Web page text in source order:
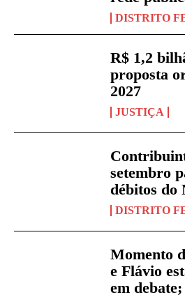
DISTRITO
R$ 1,2
proposta
2027
JUSTIÇA
setembro
débitos do
DISTRITO
Momento
e Flávio
em